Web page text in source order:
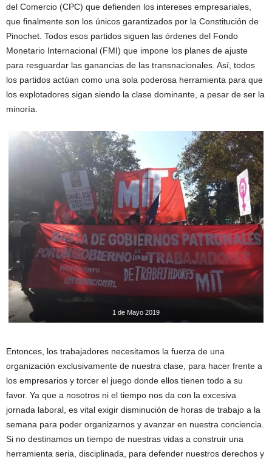
del Comercio (CPC) que defienden los intereses empresariales,
que finalmente son los únicos garantizados por la Constitución de
Pinochet. Todos esos partidos siguen las órdenes del Fondo
Monetario Internacional (FMI) que impone los planes de ajuste
para resguardar las ganancias de las transnacionales. Así, todos
los partidos actúan como una sola poderosa herramienta para que
los explotadores sigan siendo la clase dominante, a pesar de ser la
minoría.
1 de Mayo 2019
Entonces, los trabajadores necesitamos la fuerza de una
organización exclusivamente de nuestra clase, para hacer frente a
los empresarios y torcer el juego donde ellos tienen todo a su
favor. Ya que a nosotros ni el tiempo nos da con la excesiva
jornada laboral, es vital exigir disminución de horas de trabajo a la
semana para poder organizarnos y avanzar en nuestra conciencia.
Si no destinamos un tiempo de nuestras vidas a construir una
herramienta seria, disciplinada, para defender nuestros derechos y